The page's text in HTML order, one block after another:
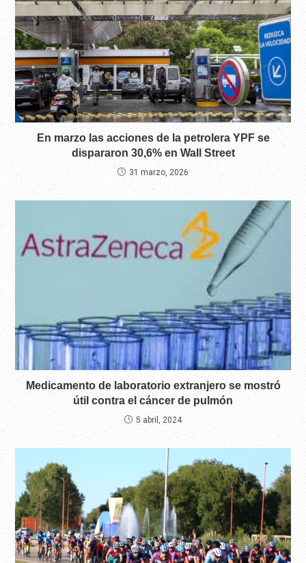
En marzo las acciones de la petrolera YPF se
dispararon 30,6% en Wall Street
31 marzo, 2026
Medicamento de laboratorio extranjero se mostró
útil contra el cáncer de pulmón
5 abril, 2024